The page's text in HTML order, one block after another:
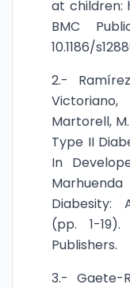
at children:
BMC
10.1186/
2.-
Martorell,
Type II
In
Diabesity:
(pp. 1-19).
Publishers.
3.- Gaete-